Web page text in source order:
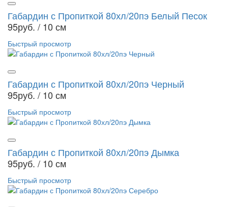
Габардин с Пропиткой 80хл/20пэ Белый Песок
95руб. / 10 см
Быстрый просмотр
Габардин с Пропиткой 80хл/20пэ Черный
95руб. / 10 см
Быстрый просмотр
Габардин с Пропиткой 80хл/20пэ Дымка
95руб. / 10 см
Быстрый просмотр